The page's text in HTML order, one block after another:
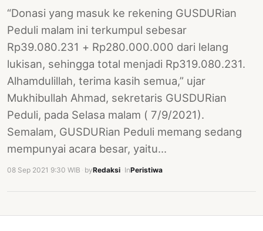
“Donasi yang masuk ke rekening GUSDURian
Peduli malam ini terkumpul sebesar
Rp39.080.231 + Rp280.000.000 dari lelang
lukisan, sehingga total menjadi Rp319.080.231.
Alhamdulillah, terima kasih semua,” ujar
Mukhibullah Ahmad, sekretaris GUSDURian
Peduli, pada Selasa malam ( 7/9/2021).
Semalam, GUSDURian Peduli memang sedang
mempunyai acara besar, yaitu…
08 Sep 2021 9:30 WIB byRedaksi InPeristiwa